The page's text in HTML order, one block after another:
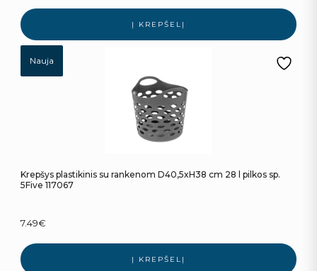
Į KREPŠELĮ
Nauja
Krepšys plastikinis su rankenom D40,5xH38 cm 28 l pilkos sp.
5Five 117067
7.49€
Į KREPŠELĮ